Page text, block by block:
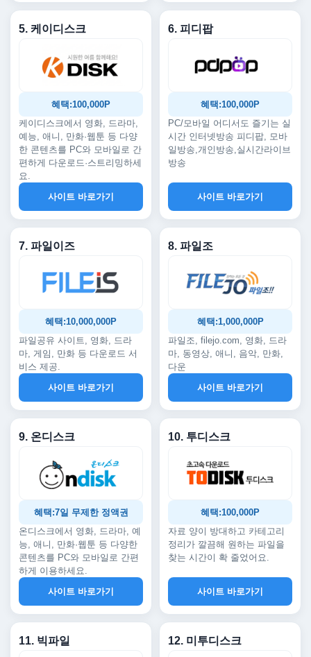
5. 케이디스크
혜택:100,000P
케이디스크에서 영화, 드라마,
예능, 애니, 만화·웹툰 등 다양
한 콘텐츠를 PC와 모바일로 간
편하게 다운로드·스트리밍하세
요.
사이트 바로가기
6. 피디팝
혜택:100,000P
PC/모바일 어디서도 즐기는 실
시간 인터넷방송 피디팝, 모바
일방송,개인방송,실시간라이브
방송
사이트 바로가기
7. 파일이즈
혜택:10,000,000P
파일공유 사이트, 영화, 드라
마, 게임, 만화 등 다운로드 서
비스 제공.
사이트 바로가기
8. 파일조
혜택:1,000,000P
파일조, filejo.com, 영화, 드라
마, 동영상, 애니, 음악, 만화,
다운
사이트 바로가기
9. 온디스크
혜택:7일 무제한 정액권
온디스크에서 영화, 드라마, 예
능, 애니, 만화·웹툰 등 다양한
콘텐츠를 PC와 모바일로 간편
하게 이용하세요.
사이트 바로가기
10. 투디스크
혜택:100,000P
자료 양이 방대하고 카테고리
정리가 깔끔해 원하는 파일을
찾는 시간이 확 줄었어요.
사이트 바로가기
11. 빅파일 12. 미투디스크